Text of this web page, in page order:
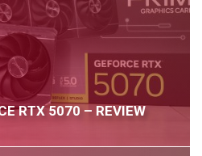
RTX 5070 – REVIEW